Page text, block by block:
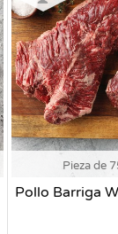
Pieza de
Pollo Barriga